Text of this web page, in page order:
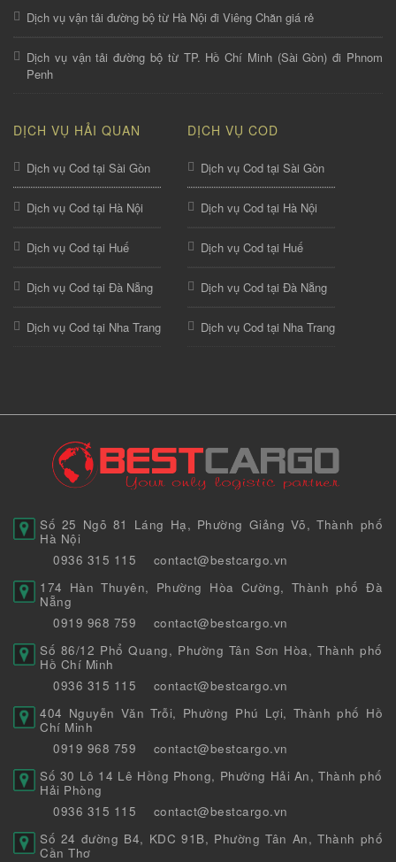
Dịch vụ vận tải đường bộ từ Hà Nội đi Viêng Chăn giá rẻ
Dịch vụ vận tải đường bộ từ TP. Hồ Chí Minh (Sài Gòn) đi Phnom
Penh
DỊCH VỤ HẢI QUAN
Dịch vụ Cod tại Sài Gòn
Dịch vụ Cod tại Hà Nội
Dịch vụ Cod tại Huế
Dịch vụ Cod tại Đà Nẵng
Dịch vụ Cod tại Nha Trang
DỊCH VỤ COD
Dịch vụ Cod tại Sài Gòn
Dịch vụ Cod tại Hà Nội
Dịch vụ Cod tại Huế
Dịch vụ Cod tại Đà Nẵng
Dịch vụ Cod tại Nha Trang
Số 25 Ngõ 81 Láng Hạ, Phường Giảng Võ, Thành phố
Hà Nội
0936 315 115
contact@bestcargo.vn
174 Hàn Thuyên, Phường Hòa Cường, Thành phố Đà
Nẵng
0919 968 759
contact@bestcargo.vn
Số 86/12 Phổ Quang, Phường Tân Sơn Hòa, Thành phố
Hồ Chí Minh
0936 315 115
contact@bestcargo.vn
404 Nguyễn Văn Trỗi, Phường Phú Lợi, Thành phố Hồ
Chí Minh
0919 968 759
contact@bestcargo.vn
Số 30 Lô 14 Lê Hồng Phong, Phường Hải An, Thành phố
Hải Phòng
0936 315 115
contact@bestcargo.vn
Số 24 đường B4, KDC 91B, Phường Tân An, Thành phố
Cần Thơ